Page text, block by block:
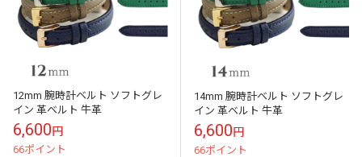
12mm 腕時計ベルト ソフトグレ
イン 革ベルト 牛革
6,600円
66ポイント
14mm 腕時計ベルト ソフトグレ
イン 革ベルト 牛革
6,600円
66ポイント